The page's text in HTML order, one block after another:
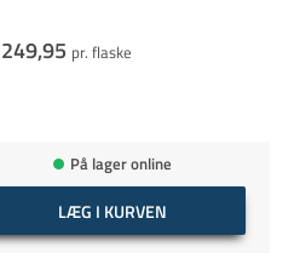
249,95 pr. flaske
På lager online
LÆG I KURVEN